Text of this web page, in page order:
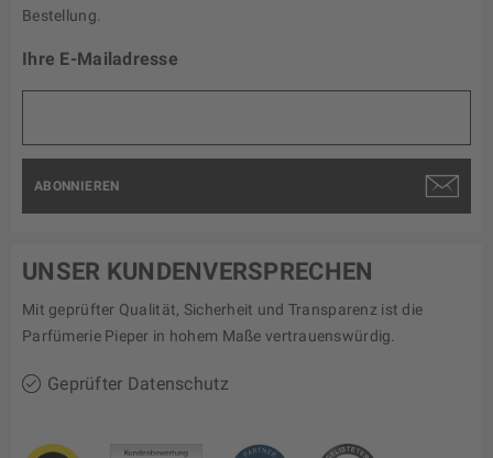
Bestellung.
Ihre E-Mailadresse
ABONNIEREN
UNSER KUNDENVERSPRECHEN
Mit geprüfter Qualität, Sicherheit und Transparenz ist die
Parfümerie Pieper in hohem Maße vertrauenswürdig.
Geprüfter Datenschutz